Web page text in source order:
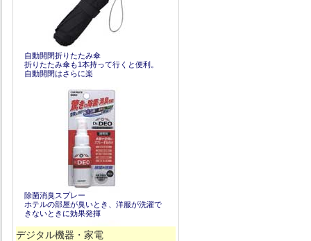
自動開閉折りたたみ傘
折りたたみ傘も1本持って行くと便利。
自動開閉はさらに楽
除菌消臭スプレー
ホテルの部屋が臭いとき、洋服が洗濯で
きないときに効果発揮
デジタル機器・家電